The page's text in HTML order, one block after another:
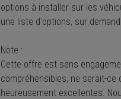
options à installer sur les
une liste d'options, sur
Note :
Cette offre est sans
compréhensibles, ne serait-
heureusement excellentes.